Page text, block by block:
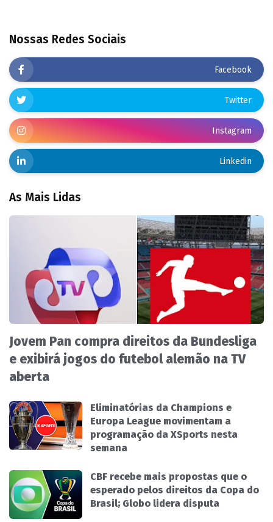
Nossas Redes Sociais
Facebook
Twitter
Instagram
Linkedin
As Mais Lidas
Jovem Pan compra direitos da Bundesliga
e exibirá jogos do futebol alemão na TV
aberta
Eliminatórias da Champions e
Europa League movimentam a
programação da XSports nesta
semana
CBF recebe mais propostas que o
esperado pelos direitos da Copa do
Brasil; Globo lidera disputa